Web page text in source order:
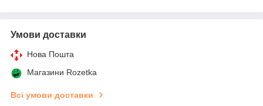
Умови доставки
Нова Пошта
Магазини Rozetka
Всі умови доставки